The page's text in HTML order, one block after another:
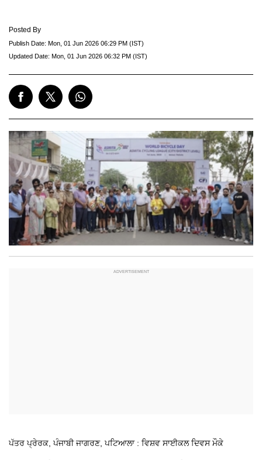
Posted By
Publish Date: Mon, 01 Jun 2026 06:29 PM (IST)
Updated Date: Mon, 01 Jun 2026 06:32 PM (IST)
ਪੱਤਰ ਪ੍ਰੇਰਕ, ਪੰਜਾਬੀ ਜਾਗਰਣ, ਪਟਿਆਲਾ : ਵਿਸ਼ਵ ਸਾਈਕਲ ਦਿਵਸ ਮੌਕੇ